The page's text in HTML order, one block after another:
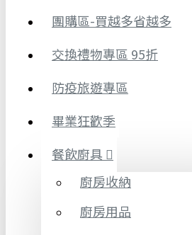
團購區-買越多省越多
交換禮物專區 95折
防疫旅遊專區
畢業狂歡季
餐飲廚具
廚房收納
廚房用品